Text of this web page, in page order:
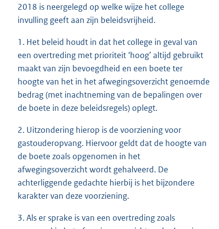
2018 is neergelegd op welke wijze het college
invulling geeft aan zijn beleidsvrijheid.
1. Het beleid houdt in dat het college in geval van
een overtreding met prioriteit ‘hoog’ altijd gebruikt
maakt van zijn bevoegdheid en een boete ter
hoogte van het in het afwegingsoverzicht genoemde
bedrag (met inachtneming van de bepalingen over
de boete in deze beleidsregels) oplegt.
2. Uitzondering hierop is de voorziening voor
gastouderopvang. Hiervoor geldt dat de hoogte van
de boete zoals opgenomen in het
afwegingsoverzicht wordt gehalveerd. De
achterliggende gedachte hierbij is het bijzondere
karakter van deze voorziening.
3. Als er sprake is van een overtreding zoals